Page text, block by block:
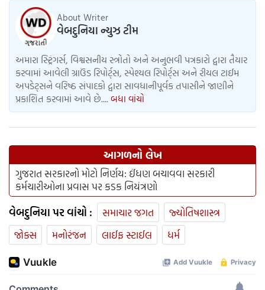
એર ઇન્ડિયામાં કમાન્ડર કેવી રીતે બની
શકાય? ટૂંક સમયમાં એક નવી સિસ્ટમ
લાગુ કરવામાં આવશે, જેમાં AI
હશે.
Read more
About Writer
વેબદુનિયા ન્યુઝ ટીમ
અમારા સ્ટ્રિંગર્સ, વિશ્વસનીય સ્ત્રોતો અને અનુભવી પત્રકારો દ્વારા તૈયાર
કરવામાં આવેલી ગ્રાઉંડ રિપોર્ટ્સ, સ્પેશ્યલ રિપોર્ટ્સ અને રીયલ ટાઈમ
અપડેટ્સને વરિષ્ઠ સંપાદકો દ્વારા સાવધાનીપૂર્વક તપાસીને જાણીને
પ્રકાશિત કરવામાં આવે છે....બધા વાંચો